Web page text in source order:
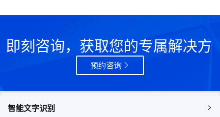
即刻咨询，获取您的专属解决方
预约咨询
智能文字识别